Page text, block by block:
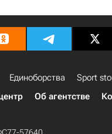
Единоборства Sport
Об агентстве